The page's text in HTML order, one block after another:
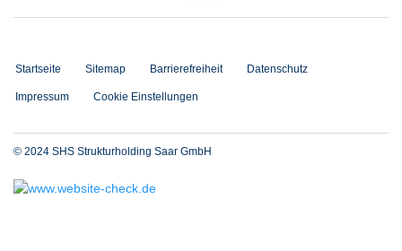
Startseite Sitemap Barrierefreiheit Datenschutz
Impressum Cookie Einstellungen
© 2024 SHS Strukturholding Saar GmbH